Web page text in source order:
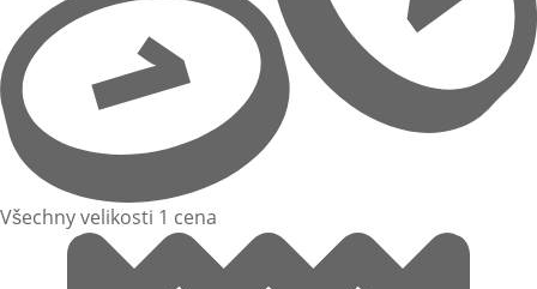
Všechny velikosti 1 cena